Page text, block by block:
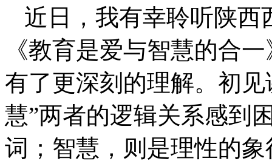
近日，我有幸聆听陕西
《教育是爱与智慧的合
有了更深刻的理解。初
慧”两者的逻辑关系感到
词；智慧，则是理性的